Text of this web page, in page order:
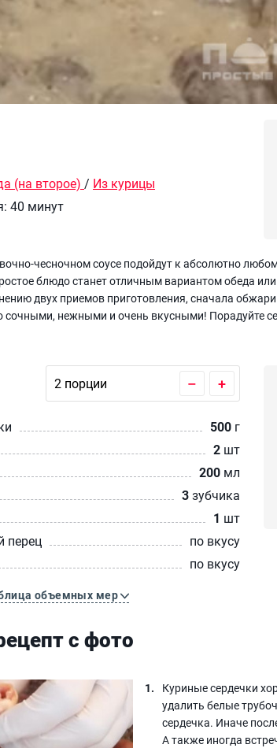
(на второе) / Из курицы
40 минут
чесночном соусе подойдут к абсолютно
блюдо станет отличным вариантом обеда
двух приемов приготовления, сначала
нежными и очень вкусными! Порадуйте
– +
500 г
2 шт
200 мл
3зубчика
1 шт
перец
по вкусу
по вкусу
объемных мер
с фото
Куриные сердечки
удалить белые
сердечка. Иначе
А также иногда